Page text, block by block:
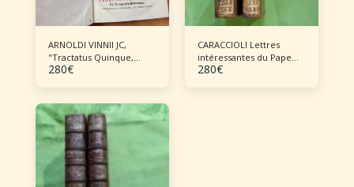
ARNOLDI VINNII JC,
"Tractatus Quinque,
Nempe de pactis,
transactionibus, et
quaestionibus juris
selectis"
280€
CARACCIOLI Lettres
intéressantes du Pape
Clément XIV - 2 volumes
280€